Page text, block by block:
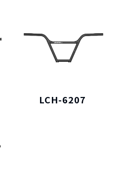
LCH-6207